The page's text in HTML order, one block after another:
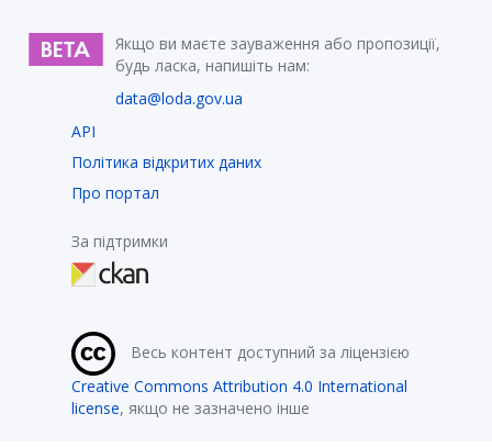
Якщо ви маєте зауваження або пропозиції,
будь ласка, напишіть нам:
data@loda.gov.ua
API
Політика відкритих даних
Про портал
За підтримки
Весь контент доступний за ліцензією
Creative Commons Attribution 4.0 International
license, якщо не зазначено інше